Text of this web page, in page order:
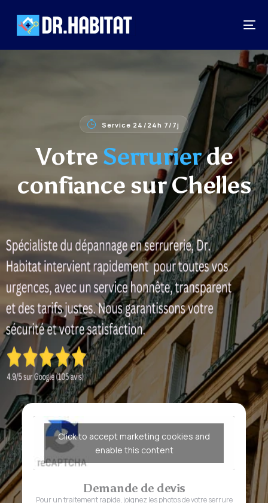
Service 24/24h 7/7j
Votre Serrurierde
confiance sur Chelles
Click to accept marketing cookies and
enable this content
Demande de devis
Pour un traitement rapide, joignez les photos de votre serrure